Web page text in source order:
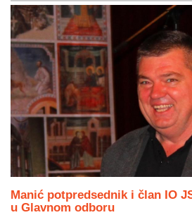
Manić potpredsednik i član IO
u Glavnom odboru